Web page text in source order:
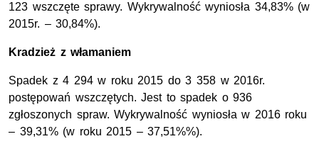
123 wszczęte sprawy. Wykrywalność wyniosła 34,83% (w
2015r. – 30,84%).
Kradzież z włamaniem
Spadek z 4 294 w roku 2015 do 3 358 w 2016r.
postępowań wszczętych. Jest to spadek o 936
zgłoszonych spraw. Wykrywalność wyniosła w 2016 roku
– 39,31% (w roku 2015 – 37,51%%).